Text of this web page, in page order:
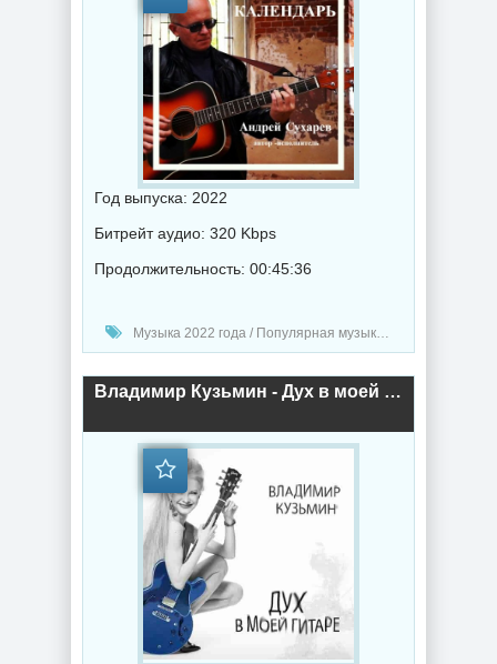
Год выпуска: 2022
Битрейт аудио: 320 Kbps
Продолжительность: 00:45:36
Музыка 2022 года / Популярная музыка / Шансон музыка / Альбомы музыка
Владимир Кузьмин - Дух в моей гитаре (2022) торрент